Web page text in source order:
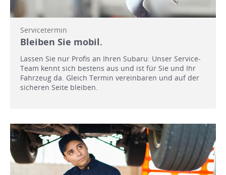
Servicetermin
Bleiben Sie mobil.
Lassen Sie nur Profis an Ihren Subaru: Unser Service-
Team kennt sich bestens aus und ist für Sie und Ihr
Fahrzeug da. Gleich Termin vereinbaren und auf der
sicheren Seite bleiben.